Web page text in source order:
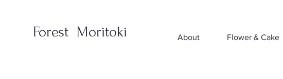
Forest Moritoki About Flower & Cake